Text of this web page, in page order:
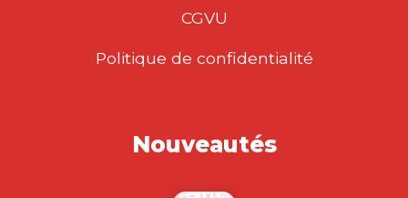
CGVU
Politique de confidentialité
Nouveautés